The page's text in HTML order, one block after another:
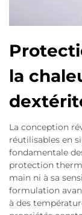
la
La conception
réutilisables en
fondamentale
protection
main ni à sa
formulation
à des